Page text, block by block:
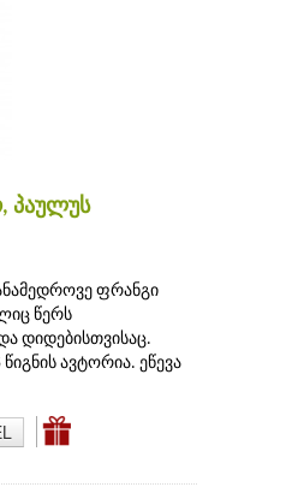
პაულუს
ფრანგი
წერს
დიდებისთვისაც.
ავტორია. ეწევა